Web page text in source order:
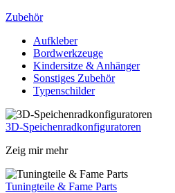
Zubehör
Aufkleber
Bordwerkzeuge
Kindersitze & Anhänger
Sonstiges Zubehör
Typenschilder
3D-Speichenradkonfiguratoren
Zeig mir mehr
Tuningteile & Fame Parts